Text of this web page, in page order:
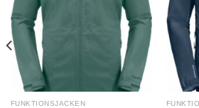
FUNKTIONSJACKEN